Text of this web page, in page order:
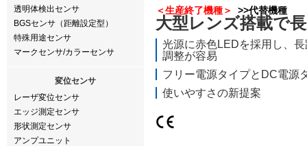
透明体検出センサ
BGSセンサ（距離設定型）
特殊用途センサ
マークセンサ/カラーセンサ
変位センサ
レーザ変位センサ
エッジ測定センサ
形状測定センサ
アンプユニット
＜生産終了機種＞ >>代替機種
大型レンズ搭載で
光源に赤色LEDを採用し、
調整が容易
フリー電源タイプとDC電源
使いやすさの新提案